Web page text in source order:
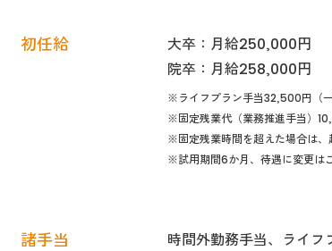
初任給
大卒：月給250,000円
院卒：月給258,000円
※ライフプラン手当32,500円（一
※固定残業代（業務推進手当）
※固定残業時間を超えた場合は、
※試用期間6か月、待遇に変更は
諸手当 時間外勤務手当、ライ